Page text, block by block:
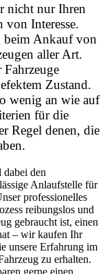
nicht nur Ihren
Interesse.
beim Ankauf von
aller Art.
Zustand.
wenig an wie auf
für die
Regel denen, die
den
Anlaufstelle für
professionelles
reibungslos und
gebraucht ist, einen
– wir kaufen Ihr
unsere Erfahrung im
zu erhalten.
gerne einen